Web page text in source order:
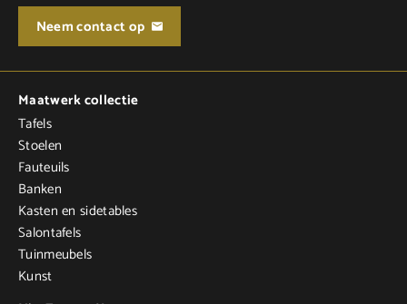
Neem contact op
Maatwerk collectie
Tafels
Stoelen
Fauteuils
Banken
Kasten en sidetables
Salontafels
Tuinmeubels
Kunst